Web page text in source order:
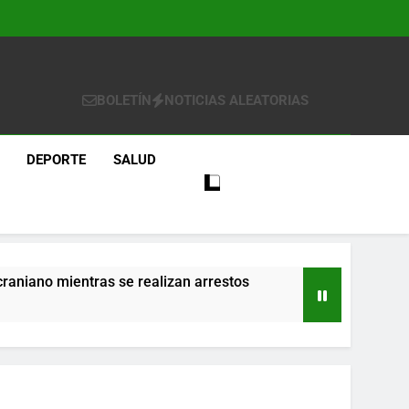
BOLETÍN NOTICIAS ALEATORIAS
DEPORTE SALUD
mientras se realizan arrestos